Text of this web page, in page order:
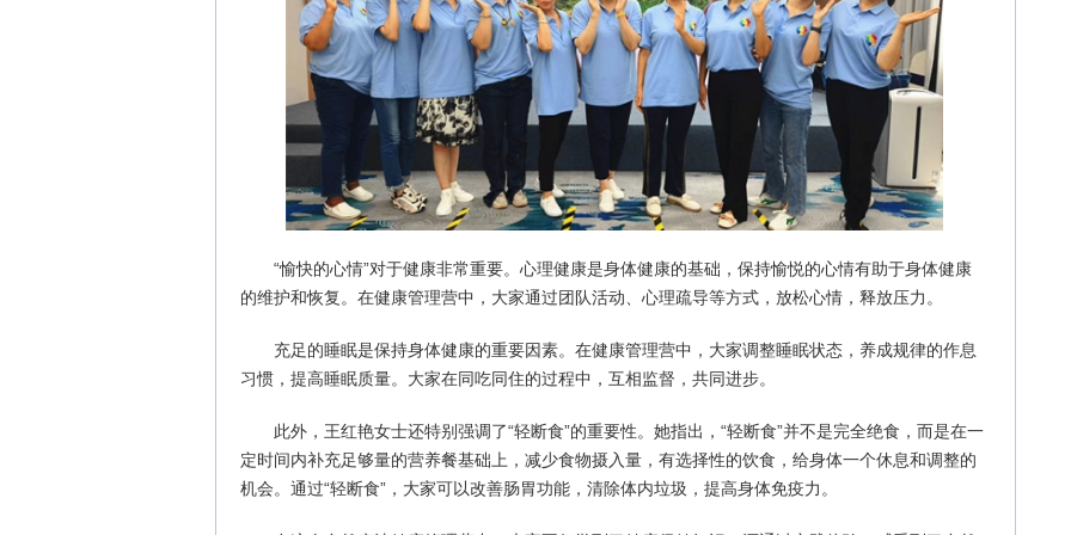
“愉快的心情”对于健康非常重要。心理健康是身体健康的基础，保持愉悦的心情有助于身体健康
的维护和恢复。在健康管理营中，大家通过团队活动、心理疏导等方式，放松心情，释放压力。
充足的睡眠是保持身体健康的重要因素。在健康管理营中，大家调整睡眠状态，养成规律的作息
习惯，提高睡眠质量。大家在同吃同住的过程中，互相监督，共同进步。
此外，王红艳女士还特别强调了“轻断食”的重要性。她指出，“轻断食”并不是完全绝食，而是在一
定时间内补充足够量的营养餐基础上，减少食物摄入量，有选择性的饮食，给身体一个休息和调整的
机会。通过“轻断食”，大家可以改善肠胃功能，清除体内垃圾，提高身体免疫力。